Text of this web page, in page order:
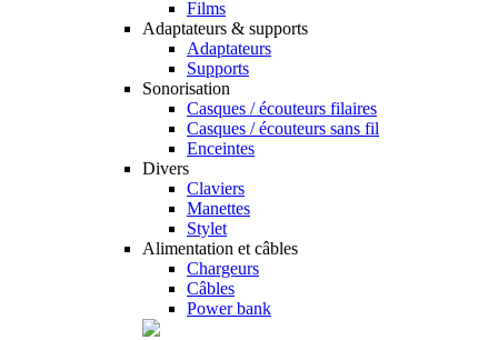
Films
Adaptateurs & supports
Adaptateurs
Supports
Sonorisation
Casques / écouteurs filaires
Casques / écouteurs sans fil
Enceintes
Divers
Claviers
Manettes
Stylet
Alimentation et câbles
Chargeurs
Câbles
Power bank